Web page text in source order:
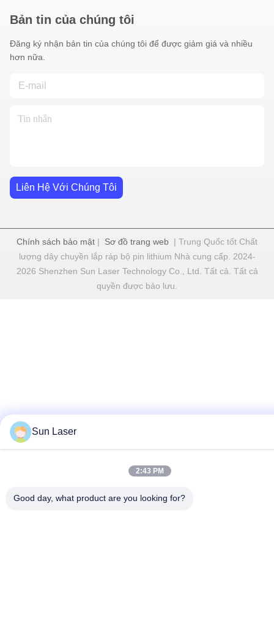
Bản tin của chúng tôi
Đăng ký nhận bản tin của chúng tôi để được giảm giá và nhiều
hơn nữa.
Liên Hệ Với Chúng Tôi
Chính sách bảo mật | Sơ đồ trang web | Trung Quốc tốt Chất
lượng dây chuyền lắp ráp bộ pin lithium Nhà cung cấp. 2024-
2026 Shenzhen Sun Laser Technology Co., Ltd. Tất cả. Tất cả
quyền được bảo lưu.
Sun Laser
2:43 PM
Good day, what product are you looking for?